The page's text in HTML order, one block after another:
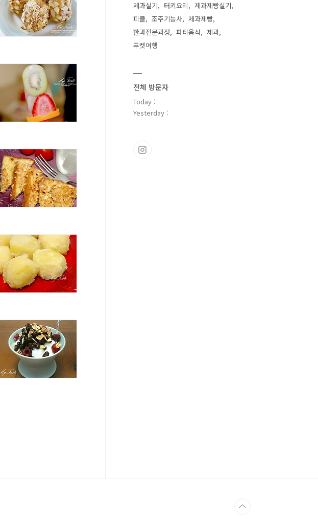
제과실기
터키요리
제과제빵실기
피클
조주기능사
제과제빵
한과전문과정
파티음식
제과
푸켓여행
전체 방문자
Today :
Yesterday :